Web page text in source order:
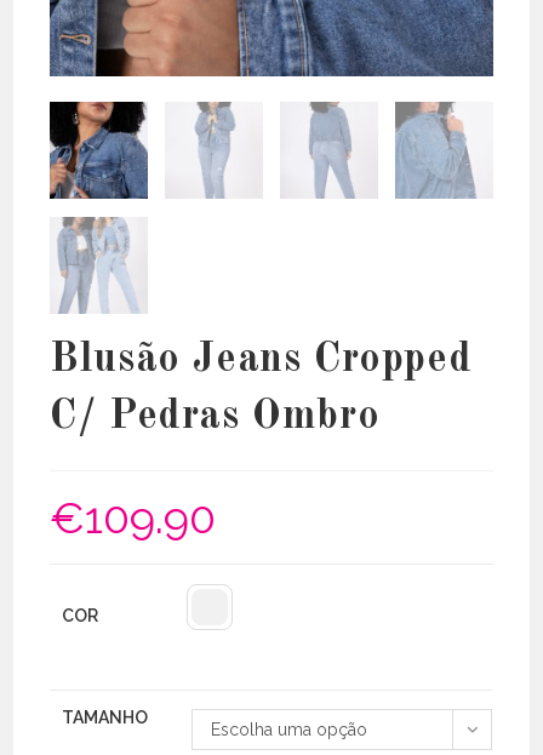
Blusão Jeans Cropped
C/ Pedras Ombro
€109.90
COR
TAMANHO
Escolha uma opção